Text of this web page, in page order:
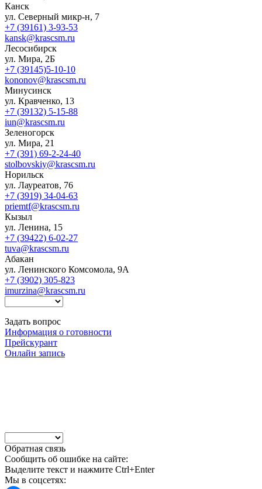
Канск
ул. Северный микр-н, 7
+7 (39161) 3-93-53
kansk@krascsm.ru
Лесосибирск
ул. Мира, 2Б
+7 (39145)5-10-10
kononov@krascsm.ru
Минусинск
ул. Кравченко, 13
+7 (39132) 5-15-88
iun@krascsm.ru
Зеленогорск
ул. Мира, 21
+7 (391) 69-2-24-40
stolbovskiy@krascsm.ru
Норильск
ул. Лауреатов, 76
+7 (3919) 34-04-63
priemtf@krascsm.ru
Кызыл
ул. Ленина, 15
+7 (39422) 6-02-27
tuva@krascsm.ru
Абакан
ул. Ленинского Комсомола, 9А
+7 (3902) 305-823
imurzina@krascsm.ru
Задать вопрос
Информация о готовности
Прейскурант
Онлайн запись
Обратная связь
Сообщить об ошибке на сайте:
Выделите текст и нажмите Ctrl+Enter
Мы в соцсетях: